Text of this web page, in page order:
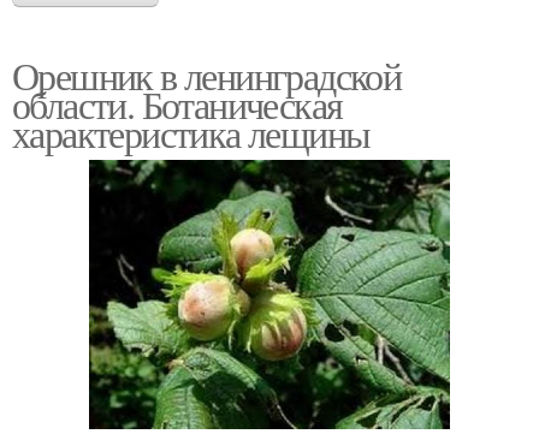
Орешник в ленинградской
области. Ботаническая
характеристика лещины